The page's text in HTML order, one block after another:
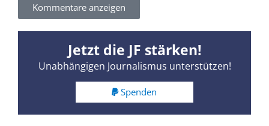
Kommentare anzeigen
Jetzt die JF stärken!
Unabhängigen Journalismus unterstützen!
Spenden